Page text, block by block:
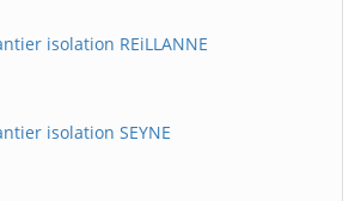
isolation REiLLANNE
isolation SEYNE